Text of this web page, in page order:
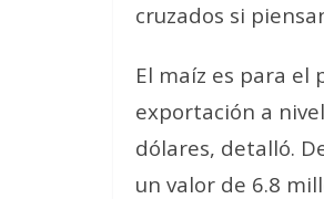
cruzados si
El maíz es para el
exportación a
dólares, detalló.
un valor de 6.8